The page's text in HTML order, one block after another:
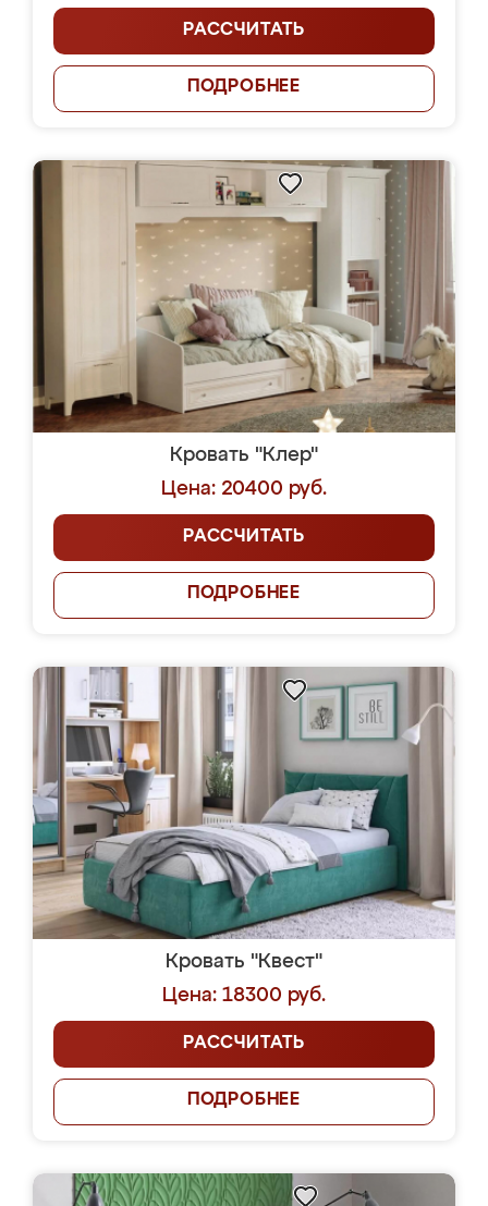
РАССЧИТАТЬ
ПОДРОБНЕЕ
Кровать "Клер"
Цена: 20400 руб.
РАССЧИТАТЬ
ПОДРОБНЕЕ
Кровать "Квест"
Цена: 18300 руб.
РАССЧИТАТЬ
ПОДРОБНЕЕ